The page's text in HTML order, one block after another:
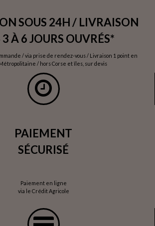
SOUS 24H / LIVRAISON
3 À 6 JOURS OUVRÉS*
/ via prise de rendez-vous / Livraison 1 point en
/ hors Corse et îles, sur devis
PAIEMENT
SÉCURISÉ
Paiement en ligne
via le Crédit Agricole